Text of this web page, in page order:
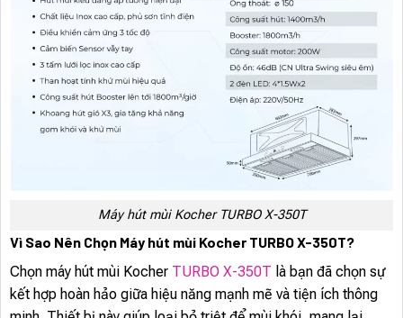
Máy hút mùi Kocher TURBO X-350T
Vì Sao Nên Chọn Máy hút mùi Kocher TURBO X-350T?
Chọn máy hút mùi Kocher TURBO X-350T là bạn đã chọn sự
kết hợp hoàn hảo giữa hiệu năng mạnh mẽ và tiện ích thông